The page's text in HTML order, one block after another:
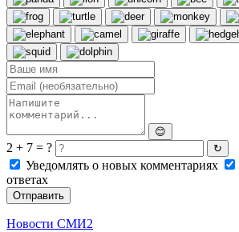
😊
2 + 7 = ? ↻
Уведомлять о новых комментариях
ответах
Отправить
Новости СМИ2